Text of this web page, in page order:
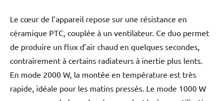
Le cœur de l’appareil repose sur une résistance en
céramique PTC, couplée à un ventilateur. Ce duo permet
de produire un flux d’air chaud en quelques secondes,
contrairement à certains radiateurs à inertie plus lents.
En mode 2000 W, la montée en température est très
rapide, idéale pour les matins pressés. Le mode 1000 W